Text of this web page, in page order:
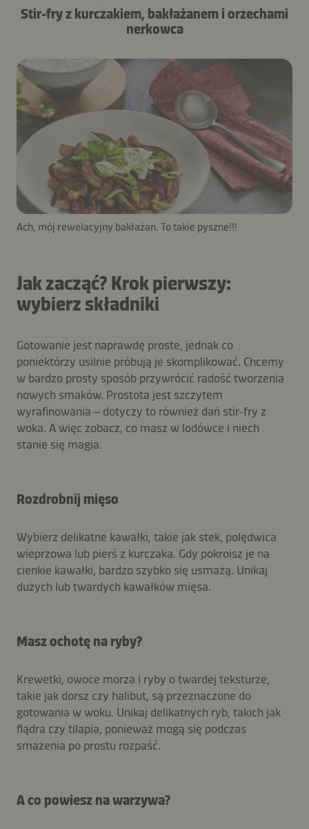
Stir-fry z kurczakiem, bakłażanem i orzechami
nerkowca
Ach, mój rewelacyjny bakłażan. To takie pyszne!!!
Jak zacząć? Krok pierwszy:
wybierz składniki
Gotowanie jest naprawdę proste, jednak co
poniektórzy usilnie próbują je skomplikować. Chcemy
w bardzo prosty sposób przywrócić radość tworzenia
nowych smaków. Prostota jest szczytem
wyrafinowania – dotyczy to również dań stir-fry z
woka. A więc zobacz, co masz w lodówce i niech
stanie się magia.
Rozdrobnij mięso
Wybierz delikatne kawałki, takie jak stek, polędwica
wieprzowa lub pierś z kurczaka. Gdy pokroisz je na
cienkie kawałki, bardzo szybko się usmażą. Unikaj
dużych lub twardych kawałków mięsa.
Masz ochotę na ryby?
Krewetki, owoce morza i ryby o twardej teksturze,
takie jak dorsz czy halibut, są przeznaczone do
gotowania w woku. Unikaj delikatnych ryb, takich jak
flądra czy tilapia, ponieważ mogą się podczas
smażenia po prostu rozpaść.
A co powiesz na warzywa?